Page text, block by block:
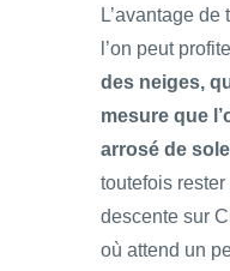
L’avantage
l’on peut
des neiges,
mesure que
arrosé de
toutefois
descente sur
où attend un